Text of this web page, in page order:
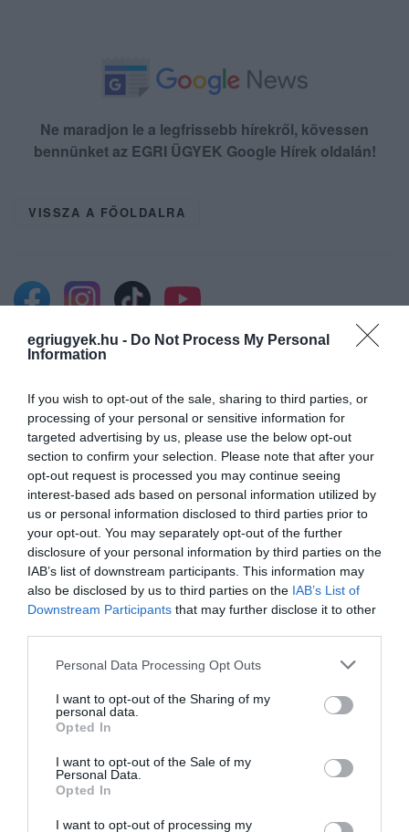
egriugyek.hu - Do Not Process My Personal
Information
If you wish to opt-out of the sale, sharing to third parties, or
processing of your personal or sensitive information for
targeted advertising by us, please use the below opt-out
section to confirm your selection. Please note that after your
opt-out request is processed you may continue seeing
interest-based ads based on personal information utilized by
us or personal information disclosed to third parties prior to
your opt-out. You may separately opt-out of the further
disclosure of your personal information by third parties on the
IAB’s list of downstream participants. This information may
also be disclosed by us to third parties on the IAB’s List of
Downstream Participants that may further disclose it to other
Please note that this website/app uses one or more Google
not limited to your visit or usage behaviour. You may click to
grant or deny consent to Google and its third-party tags to
use your data for below specified purposes in below Google
consent section.
Personal Data Processing Opt Outs
I want to opt-out of the Sharing of my
personal data.
Opted In
I want to opt-out of the Sale of my
Personal Data.
Opted In
I want to opt-out of processing my
Ne maradjon le a legfrissebb hírekről, kövessen
bennünket az EGRI ÜGYEK Google Hírek oldalán!
VISSZA A FŐOLDALRA
Legfrissebb híreink
AZ ENDODONCIÁBAN
NÉLKÜLÖZHETETLEN ESZKÖZÖK
2026. augusztus 09|Promóció
ITTASAN RANDALÍROZOTT EGER
BELVÁROSÁBAN: ÜZLETEK KIRAKATA...
2026. augusztus 09
2026. augusztus 09 Mindenki ügye